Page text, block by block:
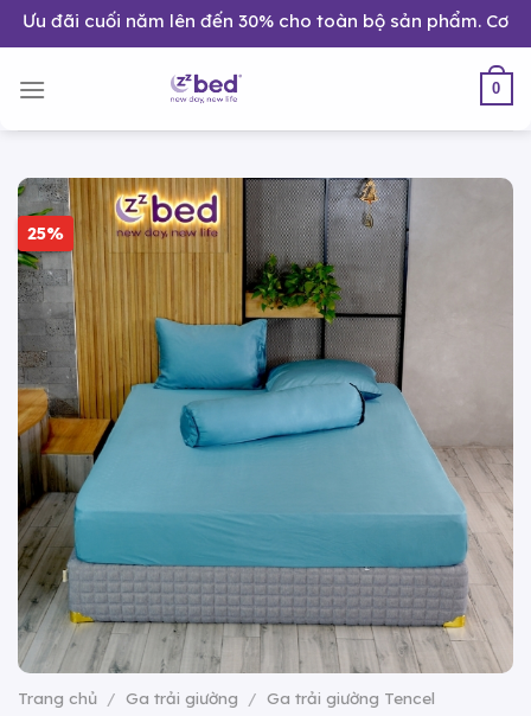
qua
dung
cuối năm lên đến 30% cho toàn bộ sản phẩm. Cơ hội
0
25%
Trang chủ / Ga trải giường / Ga trải giường Tencel